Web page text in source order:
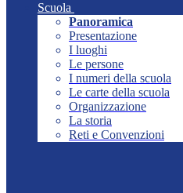
Scuola
Panoramica
Presentazione
I luoghi
Le persone
I numeri della scuola
Le carte della scuola
Organizzazione
La storia
Reti e Convenzioni